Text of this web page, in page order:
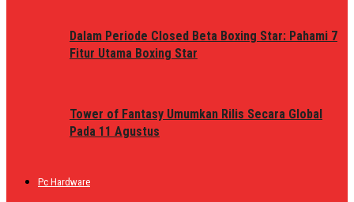
Dalam Periode Closed Beta Boxing Star: Pahami 7
Fitur Utama Boxing Star
Tower of Fantasy Umumkan Rilis Secara Global
Pada 11 Agustus
Pc Hardware